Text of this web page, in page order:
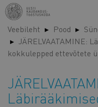
Liigu
edasi
põhisisu
juurde
Veebileht Pood
JÄRELVAATAMINE:
kokkulepped ettevõtete